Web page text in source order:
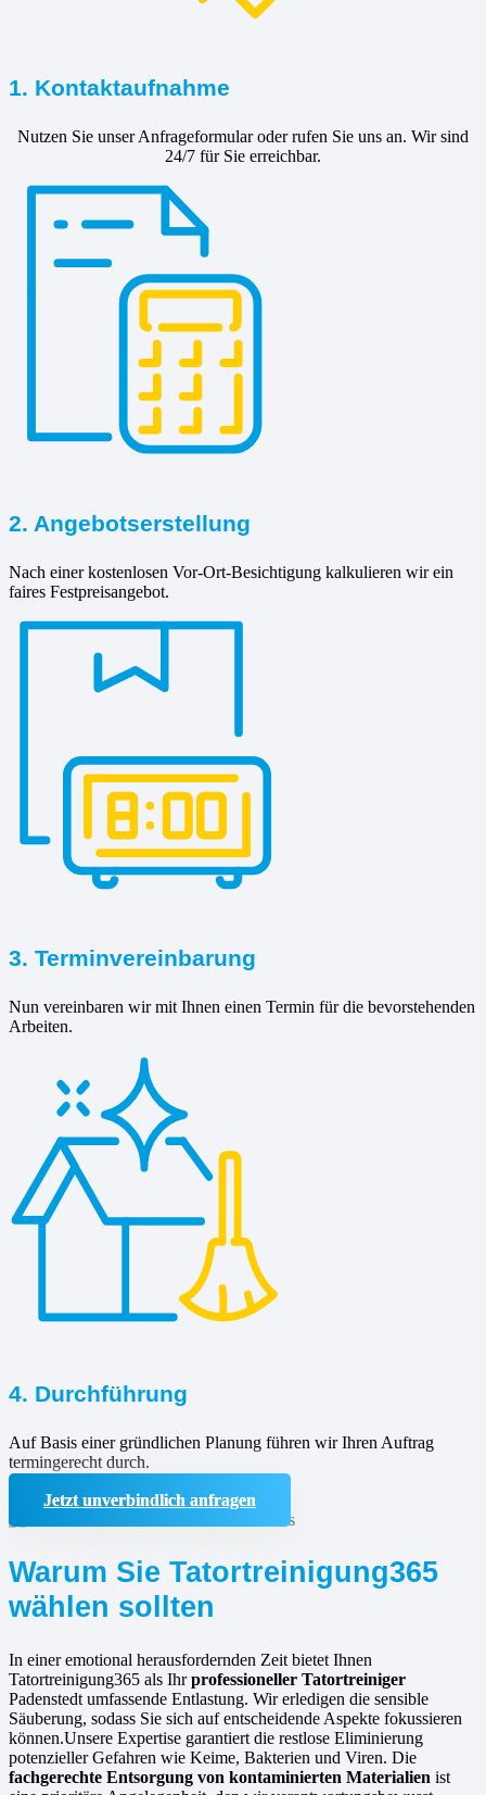
1. Kontaktaufnahme
Nutzen Sie unser Anfrageformular oder rufen Sie uns an. Wir sind
24/7 für Sie erreichbar.
2. Angebotserstellung
Nach einer kostenlosen Vor-Ort-Besichtigung kalkulieren wir ein
faires Festpreisangebot.
3. Terminvereinbarung
Nun vereinbaren wir mit Ihnen einen Termin für die bevorstehenden
Arbeiten.
4. Durchführung
Auf Basis einer gründlichen Planung führen wir Ihren Auftrag
termingerecht durch.
Jetzt unverbindlich anfragen
Warum Sie Tatortreinigung365
wählen sollten
In einer emotional herausfordernden Zeit bietet Ihnen
Tatortreinigung365 als Ihrprofessioneller Tatortreiniger
Padenstedt umfassende Entlastung. Wir erledigen die sensible
Säuberung, sodass Sie sich auf entscheidende Aspekte fokussieren
können.Unsere Expertise garantiert die restlose Eliminierung
potenzieller Gefahren wie Keime, Bakterien und Viren. Die
fachgerechte Entsorgung von kontaminierten Materialien ist